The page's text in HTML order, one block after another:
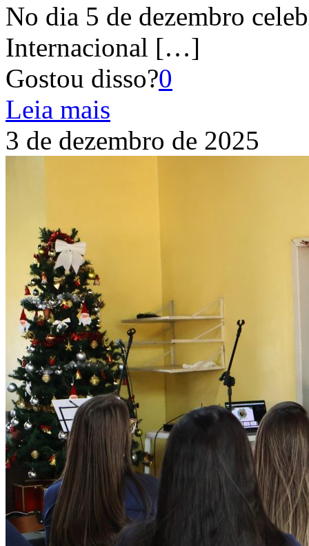
No dia 5 de dezembro
Internacional […]
Gostou disso?0
Leia mais
3 de dezembro de 2025